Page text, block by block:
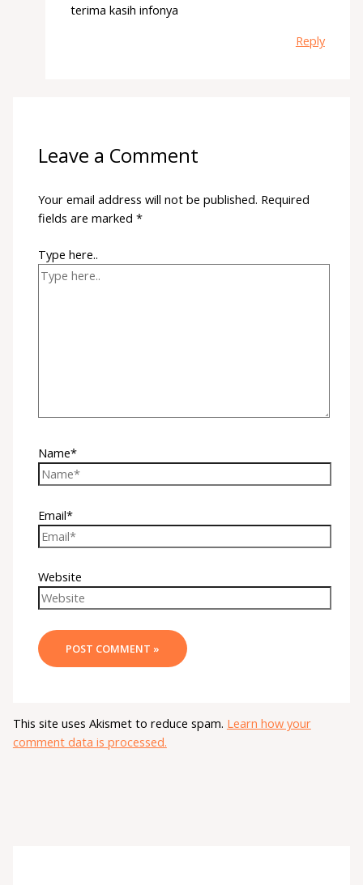
terima kasih infonya
Reply
Leave a Comment
Your email address will not be published. Required
fields are marked*
Type here..
Name*
Email*
Website
This site uses Akismet to reduce spam. Learn how your
comment data is processed.